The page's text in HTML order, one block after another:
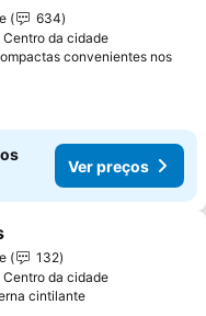
634
Centro da cidade
convenientes nos
Ver preços
aos favoritos
132
Centro da cidade
cintilanteVer preços